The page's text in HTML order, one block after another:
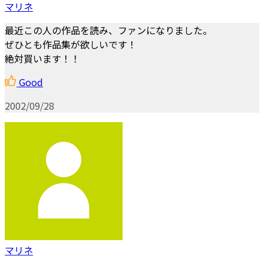
マリネ
最近この人の作品を読み、ファンになりました。
ぜひとも作品集が欲しいです！
絶対買います！！
Good
2002/09/28
マリネ